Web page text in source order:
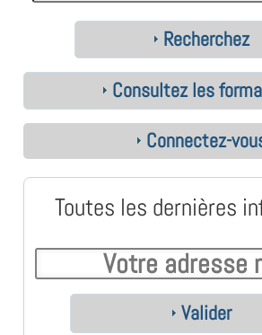
Recherchez
Consultez les
Connectez-
Toutes les dernières
Valider